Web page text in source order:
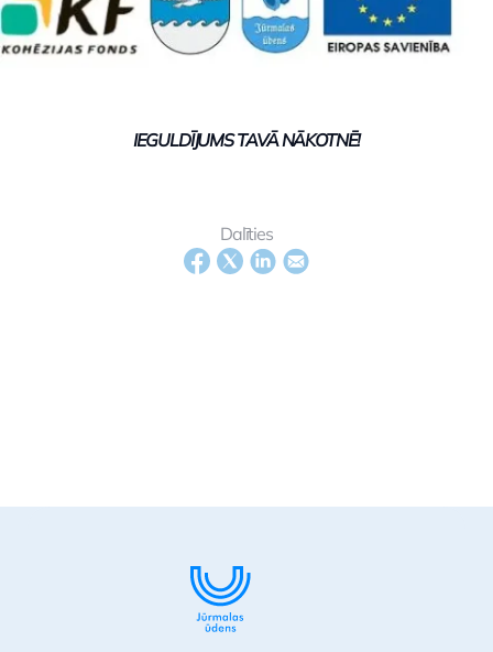
IEGULDĪJUMS TAVĀ NĀKOTNĒ!
Dalīties